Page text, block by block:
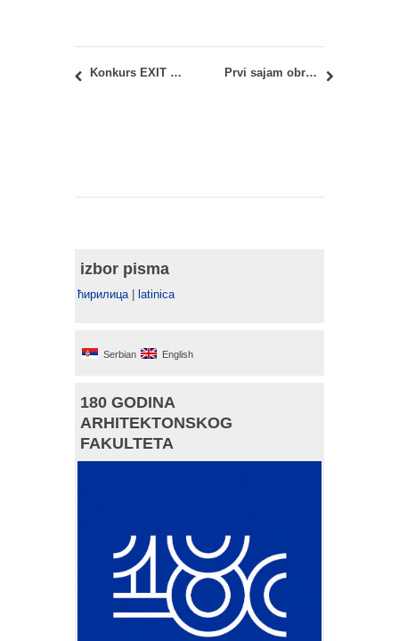
Konkurs EXIT fondacije: Mladi heroji Srbije Prvi sajam obrazovanja Univerziteta u Beogradu
izbor pisma
ћирилица| latinica
Serbian English
180 GODINA
ARHITEKTONSKOG
FAKULTETA